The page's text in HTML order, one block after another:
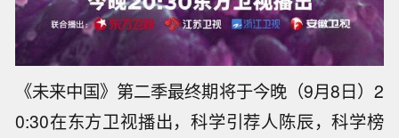
《未来中国》第二季最终期将于今晚（9月8日）2
0:30在东方卫视播出，科学引荐人陈辰，科学榜